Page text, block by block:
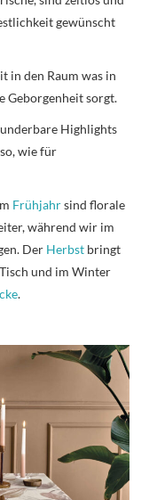
gewünscht
in den Raum was in
Geborgenheit sorgt.
Highlights
wie für
Frühjahrsind florale
während wir im
Der Herbst bringt
und im Winter
.